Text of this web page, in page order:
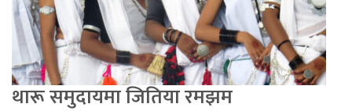
थारू समुदायमा जितिया रमझम